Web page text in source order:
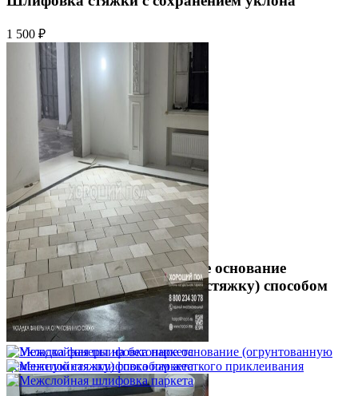
1 500 ₽
Укладка фанеры на бетонное основание
(огрунтованную цементную стяжку) способом
жесткого приклеивания
750 ₽